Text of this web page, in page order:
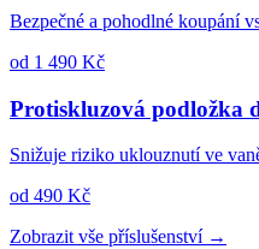
Bezpečné a pohodlné koupání
od 1 490 Kč
Protiskluzová podložka
Snižuje riziko uklouznutí ve
od 490 Kč
Zobrazit vše příslušenství →